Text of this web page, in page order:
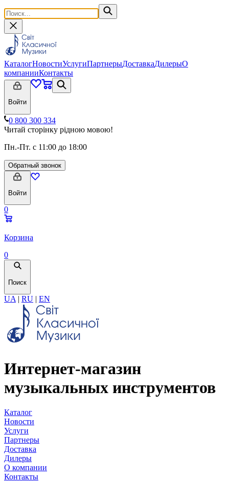
КаталогНовостиУслугиПартнерыДоставкаДилерыО
компанииКонтакты
Войти
0 800 300 334
Читай сторінку рідною мовою!
Пн.-Пт. с 11:00 до 18:00
Обратный звонок
Войти
0
Корзина
0
Поиск
UA | RU | EN
Интернет-магазин
музыкальных инструментов
Каталог
Новости
Услуги
Партнеры
Доставка
Дилеры
О компании
Контакты